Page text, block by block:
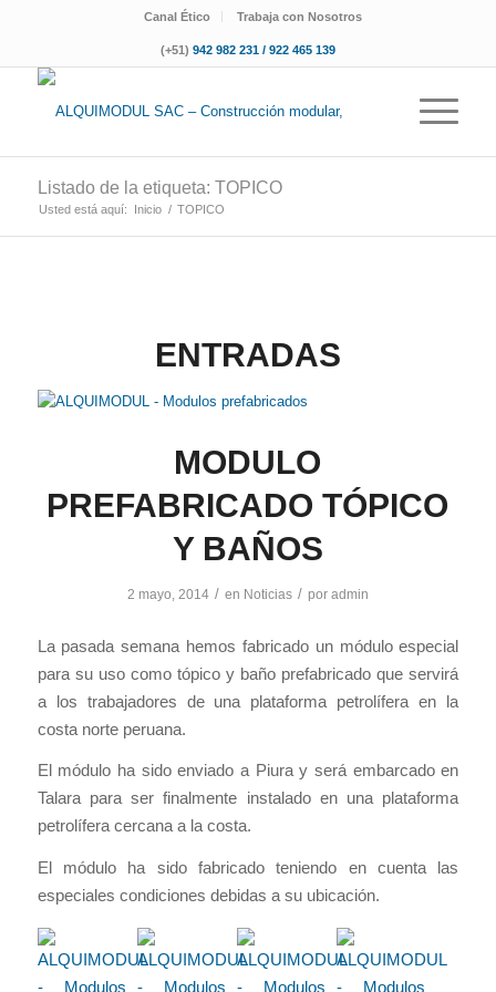
Canal Ético Trabaja con Nosotros
(+51) 942 982 231 / 922 465 139
Listado de la etiqueta: TOPICO
Usted está aquí: Inicio / TOPICO
ENTRADAS
MODULO
PREFABRICADO TÓPICO
Y BAÑOS
2 mayo, 2014 / en Noticias / por admin
La pasada semana hemos fabricado un módulo especial
para su uso como tópico y baño prefabricado que servirá
a los trabajadores de una plataforma petrolífera en la
costa norte peruana.
El módulo ha sido enviado a Piura y será embarcado en
Talara para ser finalmente instalado en una plataforma
petrolífera cercana a la costa.
El módulo ha sido fabricado teniendo en cuenta las
especiales condiciones debidas a su ubicación.